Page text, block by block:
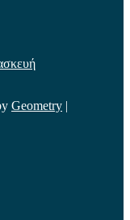
Geometry |